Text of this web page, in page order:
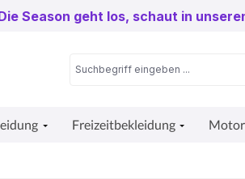
Season geht los, schaut in
Freizeitbekleidung